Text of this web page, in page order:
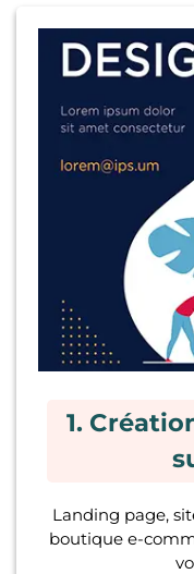
1.
Landing page,
boutique e-